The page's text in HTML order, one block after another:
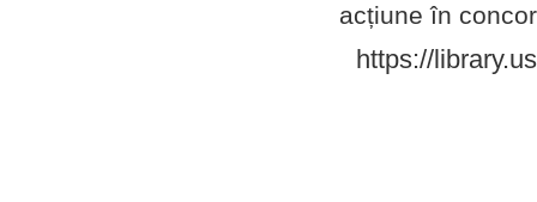
acțiune în
https://